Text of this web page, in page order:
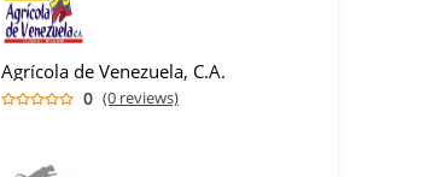
Agrícola de Venezuela, C.A.
0 (0 reviews)